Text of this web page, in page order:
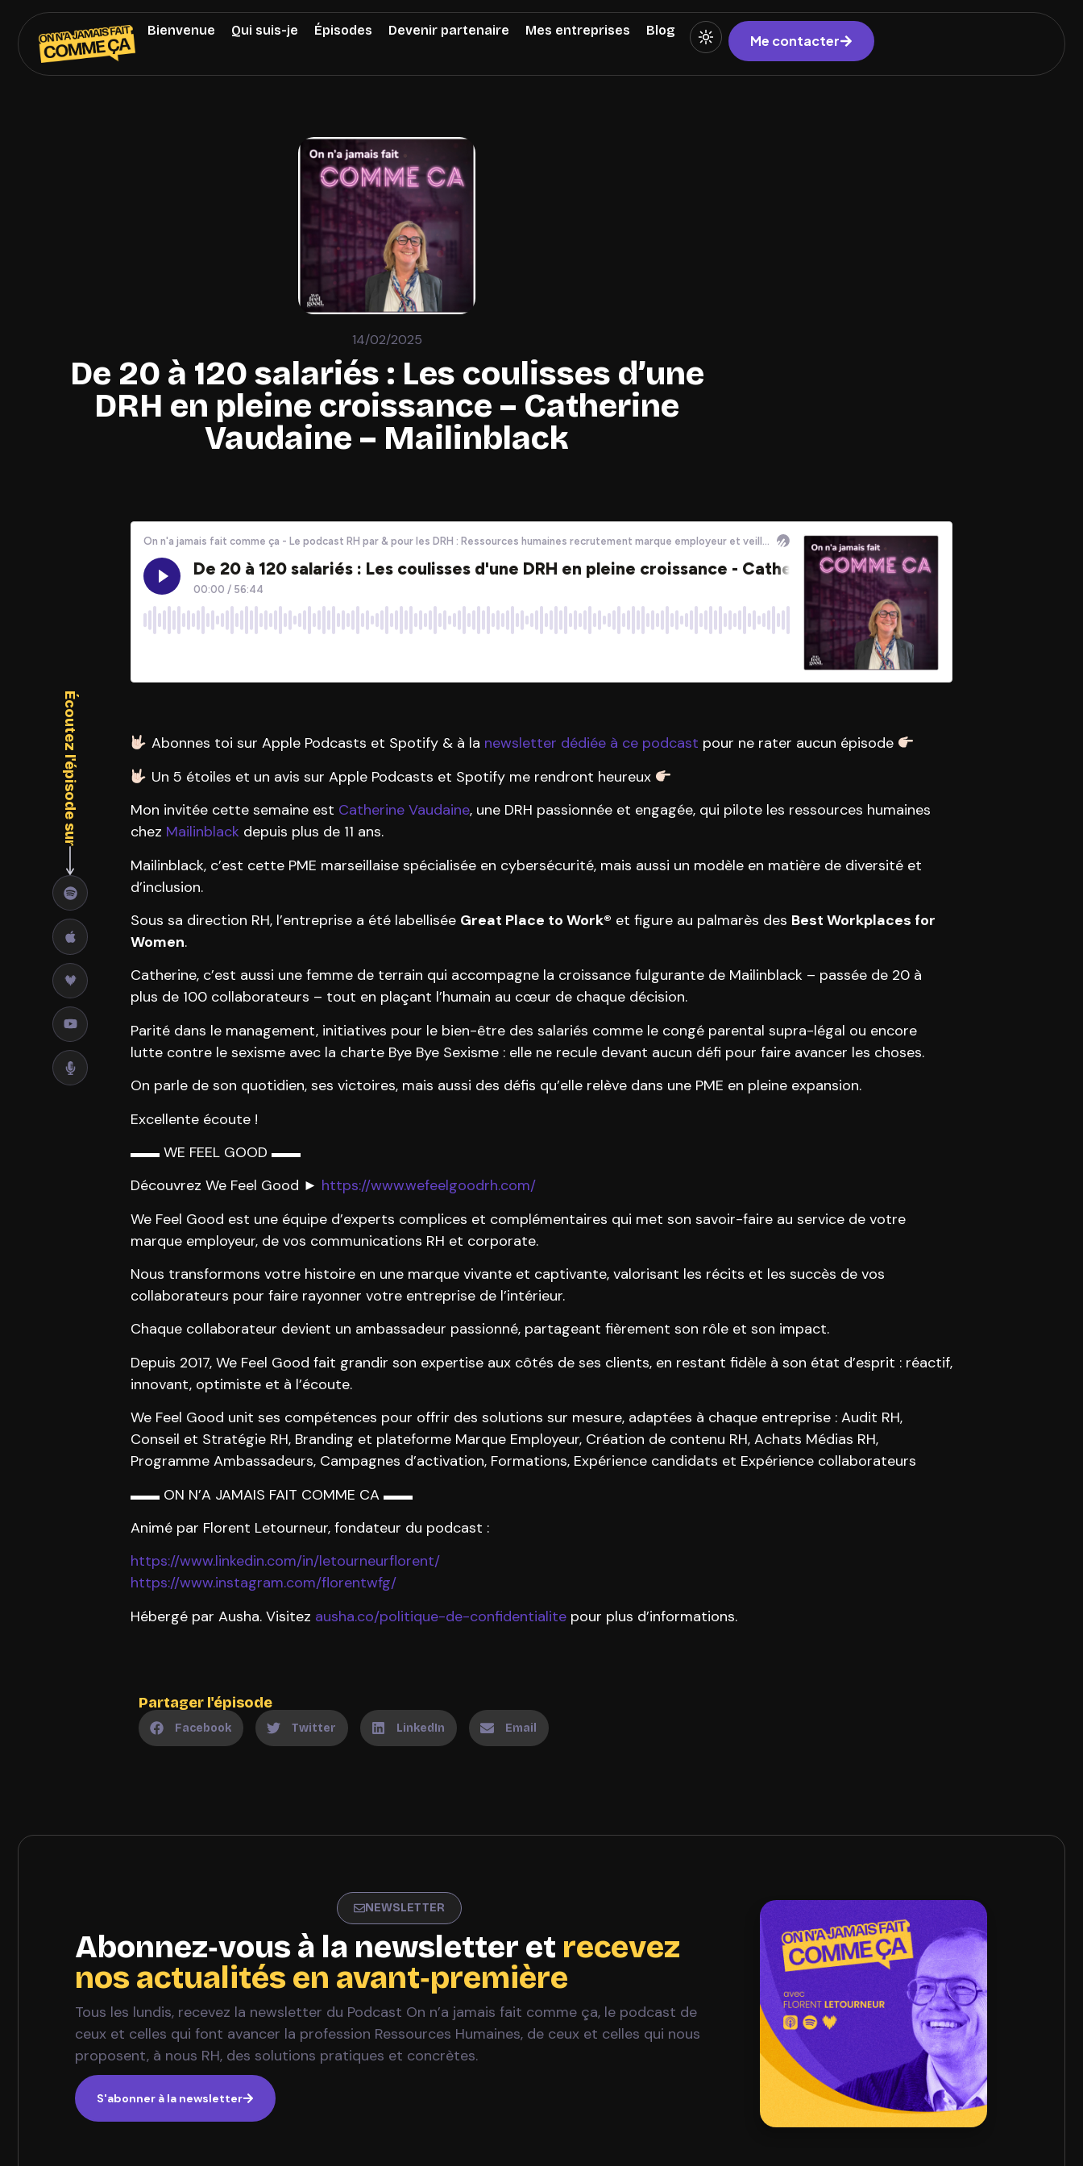
Bienvenue Qui suis-je Épisodes Devenir partenaire Mes entreprises Blog
Me contacter
14/02/2025
De 20 à 120 salariés : Les coulisses d’une
DRH en pleine croissance – Catherine
Vaudaine – Mailinblack
Écoutez l'épisode sur Abonnes toi sur Apple Podcasts et Spotify & à la newsletter dédiée à ce podcast pour ne rater aucun épisode
Un 5 étoiles et un avis sur Apple Podcasts et Spotify me rendront heureux
Mon invitée cette semaine est Catherine Vaudaine, une DRH passionnée et engagée, qui pilote les ressources humaines
chez Mailinblack depuis plus de 11 ans.
Mailinblack, c’est cette PME marseillaise spécialisée en cybersécurité, mais aussi un modèle en matière de diversité et
d’inclusion.
Sous sa direction RH, l’entreprise a été labellisée Great Place to Work® et figure au palmarès des Best Workplaces for
Women.
Catherine, c’est aussi une femme de terrain qui accompagne la croissance fulgurante de Mailinblack – passée de 20 à
plus de 100 collaborateurs – tout en plaçant l’humain au cœur de chaque décision.
Parité dans le management, initiatives pour le bien-être des salariés comme le congé parental supra-légal ou encore
lutte contre le sexisme avec la charte Bye Bye Sexisme : elle ne recule devant aucun défi pour faire avancer les choses.
On parle de son quotidien, ses victoires, mais aussi des défis qu’elle relève dans une PME en pleine expansion.
Excellente écoute !
▬▬ WE FEEL GOOD ▬▬
Découvrez We Feel Good ► https://www.wefeelgoodrh.com/
We Feel Good est une équipe d’experts complices et complémentaires qui met son savoir-faire au service de votre
marque employeur, de vos communications RH et corporate.
Nous transformons votre histoire en une marque vivante et captivante, valorisant les récits et les succès de vos
collaborateurs pour faire rayonner votre entreprise de l’intérieur.
Chaque collaborateur devient un ambassadeur passionné, partageant fièrement son rôle et son impact.
Depuis 2017, We Feel Good fait grandir son expertise aux côtés de ses clients, en restant fidèle à son état d’esprit : réactif,
innovant, optimiste et à l’écoute.
We Feel Good unit ses compétences pour offrir des solutions sur mesure, adaptées à chaque entreprise : Audit RH,
Conseil et Stratégie RH, Branding et plateforme Marque Employeur, Création de contenu RH, Achats Médias RH,
Programme Ambassadeurs, Campagnes d’activation, Formations, Expérience candidats et Expérience collaborateurs
▬▬ ON N’A JAMAIS FAIT COMME CA ▬▬
Animé par Florent Letourneur, fondateur du podcast :
https://www.linkedin.com/in/letourneurflorent/
https://www.instagram.com/florentwfg/
Hébergé par Ausha. Visitez ausha.co/politique-de-confidentialite pour plus d’informations.
Partager l'épisode
Facebook Twitter LinkedIn Email
NEWSLETTER
Abonnez‑vous à la newsletter et recevez
nos actualités en avant‑première
Tous les lundis, recevez la newsletter du Podcast On n’a jamais fait comme ça, le podcast de
ceux et celles qui font avancer la profession Ressources Humaines, de ceux et celles qui nous
proposent, à nous RH, des solutions pratiques et concrètes.
S'abonner à la newsletter